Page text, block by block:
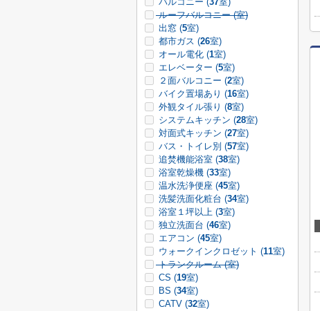
ルーフバルコニー (室)
出窓 (5室)
都市ガス (26室)
オール電化 (1室)
エレベーター (5室)
２面バルコニー (2室)
バイク置場あり (16室)
外観タイル張り (8室)
システムキッチン (28室)
対面式キッチン (27室)
バス・トイレ別 (57室)
追焚機能浴室 (38室)
浴室乾燥機 (33室)
温水洗浄便座 (45室)
洗髪洗面化粧台 (34室)
浴室１坪以上 (3室)
独立洗面台 (46室)
エアコン (45室)
ウォークインクロゼット (11室)
トランクルーム (室)
CS (19室)
BS (34室)
CATV (32室)